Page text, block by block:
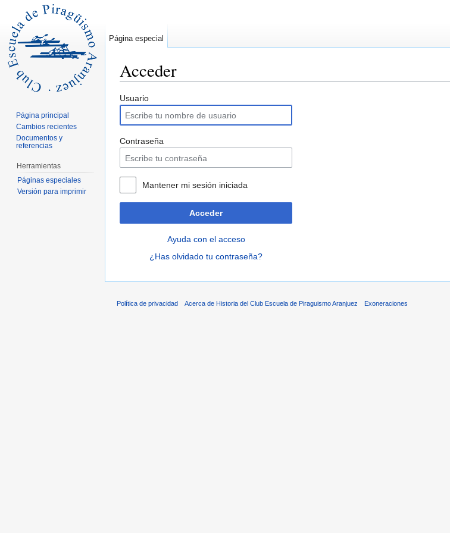
Acceder
Usuario
Contraseña
Mantener mi sesión iniciada
Acceder
Ayuda con el acceso
¿Has olvidado tu contraseña?
Página especial
Página principal
Cambios recientes
Documentos y
referencias
Herramientas
Páginas especiales
Versión para imprimir
Política de privacidad Acerca de Historia del Club Escuela de Piraguismo Aranjuez Exoneraciones